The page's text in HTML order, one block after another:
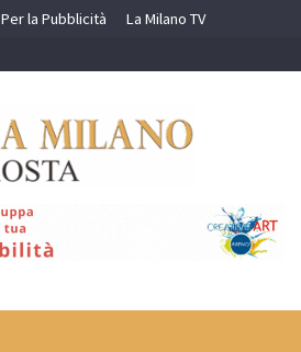
Per la Pubblicità La Milano TV